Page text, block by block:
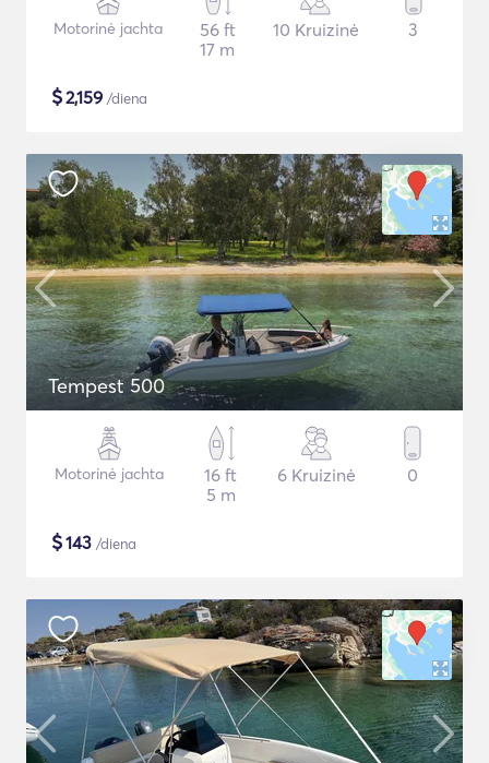
Motorinė jachta
56 ft
17 m
10 Kruizinė 3
$2,159 /diena
Tempest 500
Motorinė jachta
16 ft
5 m
6 Kruizinė 0
$143 /diena